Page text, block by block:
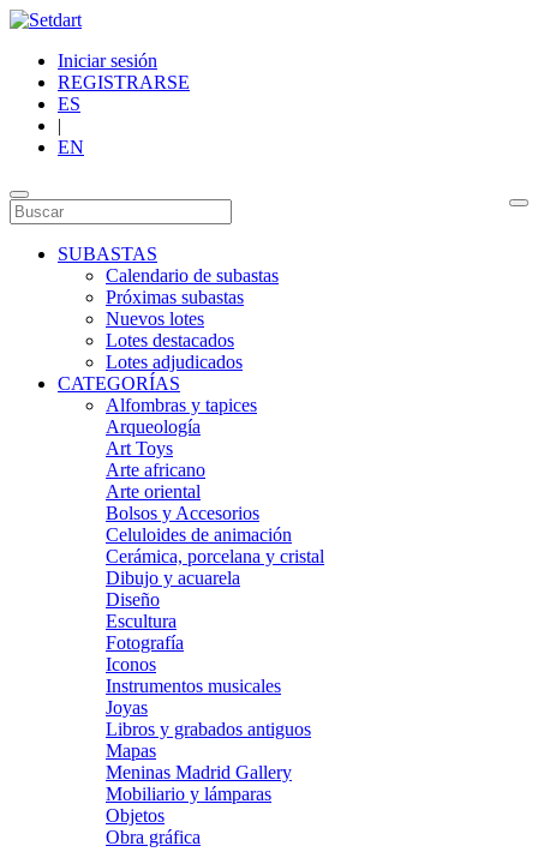
Iniciar sesión
REGISTRARSE
ES
|
EN
SUBASTAS
Calendario de subastas
Próximas subastas
Nuevos lotes
Lotes destacados
Lotes adjudicados
CATEGORÍAS
Alfombras y tapices
Arqueología
Art Toys
Arte africano
Arte oriental
Bolsos y Accesorios
Celuloides de animación
Cerámica, porcelana y cristal
Dibujo y acuarela
Diseño
Escultura
Fotografía
Iconos
Instrumentos musicales
Joyas
Libros y grabados antiguos
Mapas
Meninas Madrid Gallery
Mobiliario y lámparas
Objetos
Obra gráfica